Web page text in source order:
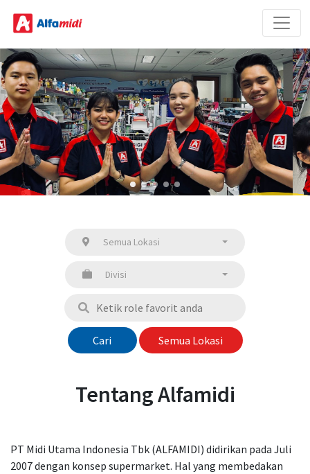
Semua Lokasi
Divisi
Cari Semua Lokasi
Tentang Alfamidi
PT Midi Utama Indonesia Tbk (ALFAMIDI) didirikan pada Juli
2007 dengan konsep supermarket. Hal yang membedakan